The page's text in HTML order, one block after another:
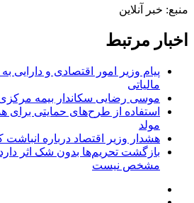
منبع: خبر آنلاین
اخبار مرتبط
پیام وزیر امور اقتصادی و دارایی
مالیاتی
موسی رضایی سکاندار بیمه
استفاده از طرح‌های حمایتی برای
مولد
هشدار وزیر اقتصاد درباره انباشت
بازگشت تحریم‌ها بدون شک اثر
مشخص نیست